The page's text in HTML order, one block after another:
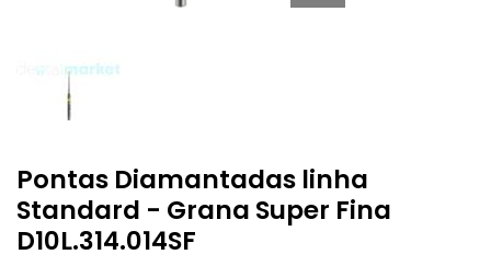
Pontas Diamantadas linha
Standard - Grana Super Fina
D10L.314.014SF